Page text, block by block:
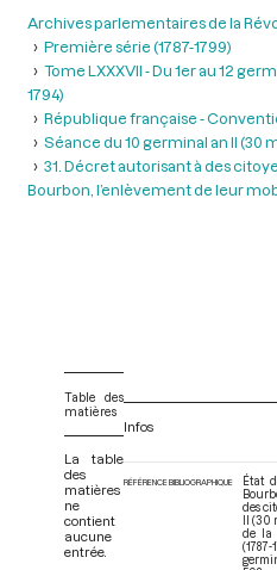
Archives parlementaires de la
Première série (1787-1799)
Tome LXXXVII - Du 1er au 12
1794)
République française -
Séance du 10 germinal an II (30
31. Décret autorisant à des
Bourbon, l’enlèvement de leur
Table des
matières
La table
des
matières
ne
contient
aucune
entrée.
Infos
RÉFÉRENCE BIBLIOGRAPHIQUE
État
des
II
de la